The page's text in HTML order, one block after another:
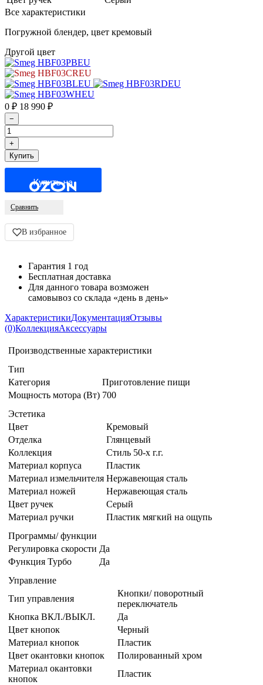
Все характеристики
Погружной блендер, цвет кремовый
Другой цвет
0 ₽ 18 990 ₽
Купить на
Сравнить
В избранное
Гарантия 1 год
Бесплатная доставка
Для данного товара возможен
самовывоз со склада «день в день»
ХарактеристикиДокументацияОтзывы
(0)КоллекцияАксессуары
Производственные характеристики
Тип
Категория
Приготовление пищи
Мощность мотора (Вт) 700
Эстетика
Цвет
Кремовый
Отделка
Глянцевый
Коллекция
Стиль 50-х г.г.
Материал корпуса
Пластик
Материал измельчителя Нержавеющая сталь
Материал ножей
Нержавеющая сталь
Цвет ручек
Серый
Материал ручки
Пластик мягкий на ощупь
Программы/ функции
Регулировка скорости Да
Функция Турбо
Да
Управление
Тип управления
Кнопки/ поворотный
переключатель
Кнопка ВКЛ./ВЫКЛ.
Да
Цвет кнопок
Черный
Материал кнопок
Пластик
Цвет окантовки кнопок
Полированный хром
Материал окантовки
кнопок
Пластик